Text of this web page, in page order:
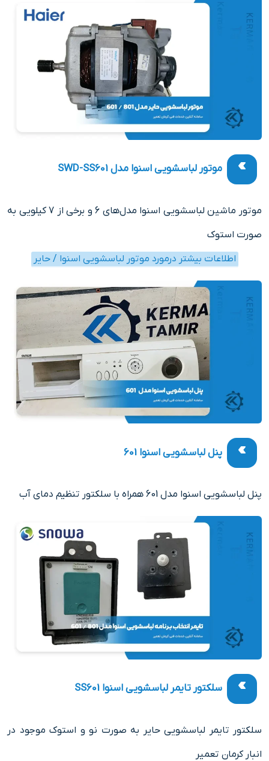
موتور لباسشویی اسنوا مدل SWD-SS601
موتور ماشین لباسشویی اسنوا مدل‌های 6 و برخی از 7 کیلویی به
صورت استوک
اطلاعات بیشتر درمورد موتور لباسشویی اسنوا / حایر
پنل لباسشویی اسنوا 601
پنل لباسشویی اسنوا مدل 601 همراه با سلکتور تنظیم دمای آب
سلکتور تایمر لباسشویی اسنوا SS601
سلکتور تایمر لباسشویی حایر به صورت نو و استوک موجود در
انبار کرمان تعمیر